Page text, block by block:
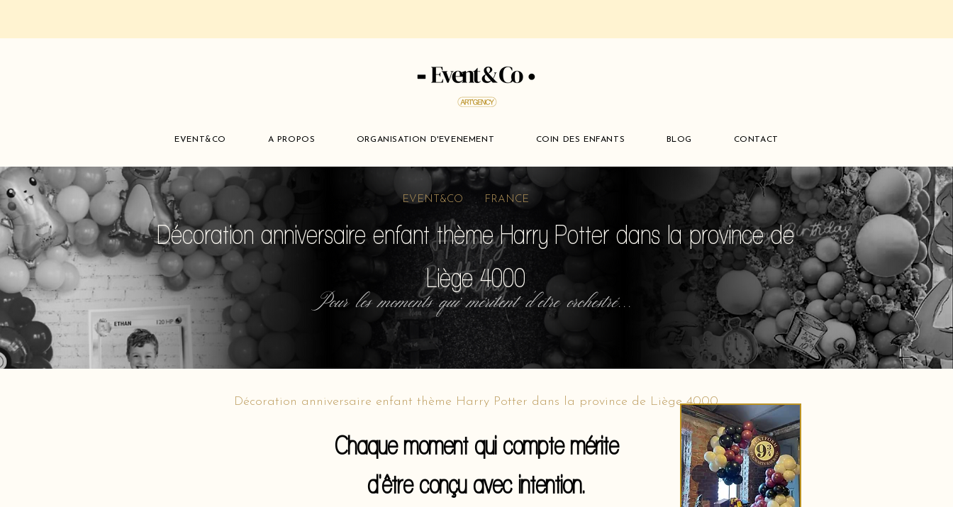
EVENT&CO A PROPOS ORGANISATION D'EVENEMENT COIN DES ENFANTS BLOG CONTACT
EVENT&CO FRANCE
Décoration anniversaire enfant thème Harry Potter dans la province de
Liège 4000
Pour les moments qui méritent d'etre orchestré...
Décoration anniversaire enfant thème Harry Potter dans la province de Liège 4000
Chaque moment qui compte mérite
d'être conçu avec intention.